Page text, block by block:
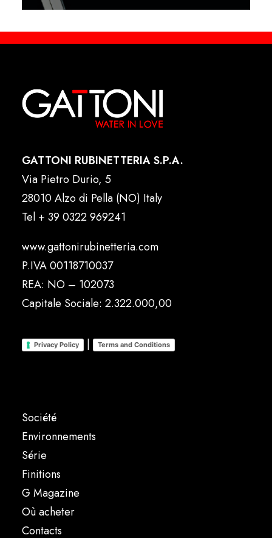
GATTONI RUBINETTERIA S.P.A.
Via Pietro Durio, 5
28010 Alzo di Pella (NO) Italy
Tel + 39 0322 969241
www.gattonirubinetteria.com
P.IVA 00118710037
REA: NO – 102073
Capitale Sociale: 2.322.000,00
Privacy Policy | Terms and Conditions
Société
Environnements
Série
Finitions
G Magazine
Où acheter
Contacts